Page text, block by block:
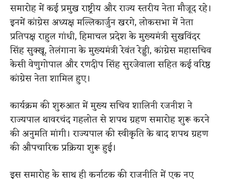
समारोह में कई प्रमुख राष्ट्रीय और राज्य स्तरीय नेता मौजूद रहे।
इनमें कांग्रेस अध्यक्ष मल्लिकार्जुन खरगे, लोकसभा में नेता
प्रतिपक्ष राहुल गांधी, हिमाचल प्रदेश के मुख्यमंत्री सुखविंदर
सिंह सुक्खू, तेलंगाना के मुख्यमंत्री रेवंत रेड्डी, कांग्रेस महासचिव
केसी वेणुगोपाल और रणदीप सिंह सुरजेवाला सहित कई वरिष्ठ
कांग्रेस नेता शामिल हुए।
कार्यक्रम की शुरुआत में मुख्य सचिव शालिनी रजनीश ने
राज्यपाल थावरचंद गहलोत से शपथ ग्रहण समारोह शुरू करने
की अनुमति मांगी। राज्यपाल की स्वीकृति के बाद शपथ ग्रहण
की औपचारिक प्रक्रिया शुरू हुई।
इस समारोह के साथ ही कर्नाटक की राजनीति में एक नए